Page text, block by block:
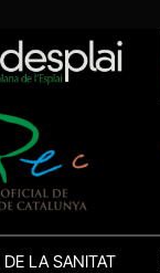
DE LA SANITAT